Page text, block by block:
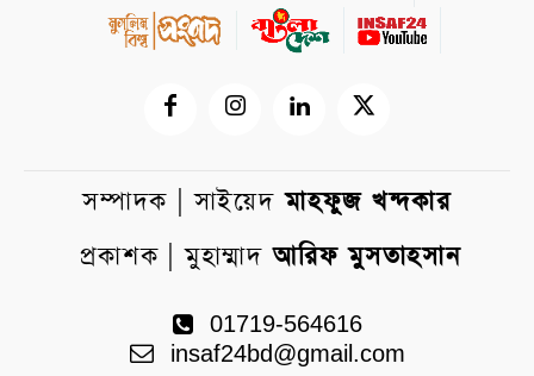
সম্পাদক | সাইয়েদমাহফুজ খন্দকার
প্রকাশক | মুহাম্মাদআরিফ মুসতাহসান
01719-564616
insaf24bd@gmail.com